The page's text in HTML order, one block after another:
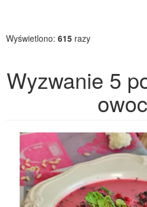
Wyświetlono: 615 razy
Wyzwanie 5